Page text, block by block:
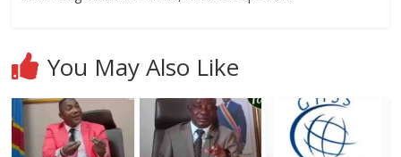
You May Also Like